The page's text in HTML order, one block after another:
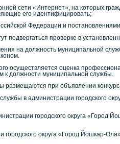
сети «Интернет», на которых
его идентифицировать;
Федерации и
проверке в
на должность муниципальной
осуществляется оценка
к должности муниципальной службы.
размещаются при объявлении
в администрации городского
городского округа «Город
округа «Город Йошкар-